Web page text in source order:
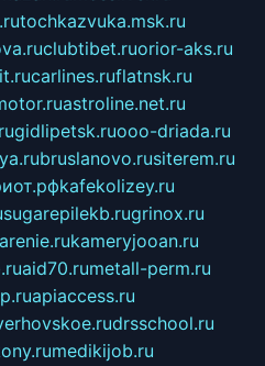
tochkazvuka.msk.ru
clubtibet.ruorior-aks.ru
carlines.ruflatnsk.ru
astroline.net.ru
gidlipetsk.ruooo-driada.ru
bruslanovo.rusiterem.ru
kafekolizey.ru
sugarepilekb.rugrinox.ru
kameryjooan.ru
aid70.rumetall-perm.ru
apiaccess.ru
drsschool.ru
medikijob.ru